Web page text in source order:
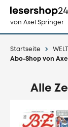
zum
Inhalt
von Axel Springer
Startseite
Abo-Shop von
Alle